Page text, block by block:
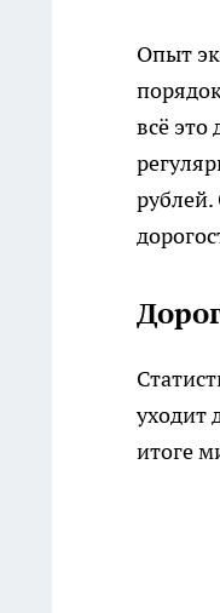
Опыт
всё это
уходит
итоге